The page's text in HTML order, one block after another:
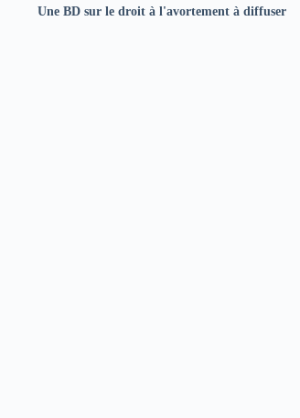
Une BD sur le droit à l'avortement à diffuser